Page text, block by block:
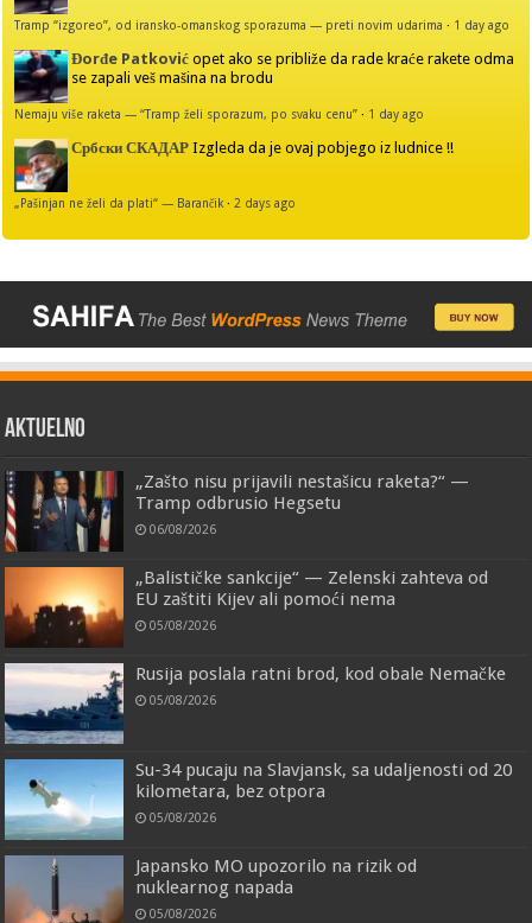
Tramp “izgoreo”, od iransko-omanskog sporazuma — preti novim udarima · 1 day ago
Đorđe Patković opet ako se približe da rade kraće rakete odma
se zapali veš mašina na brodu
Nemaju više raketa — “Tramp želi sporazum, po svaku cenu” · 1 day ago
Србски СКАДАР Izgleda da je ovaj pobjego iz ludnice !!
„Pašinjan ne želi da plati“ — Barančik · 2 days ago
AKTUELNO
„Zašto nisu prijavili nestašicu raketa?“ —
Tramp odbrusio Hegsetu
06/08/2026
„Balističke sankcije“ — Zelenski zahteva od
EU zaštiti Kijev ali pomoći nema
05/08/2026
Rusija poslala ratni brod, kod obale Nemačke
05/08/2026
Su-34 pucaju na Slavjansk, sa udaljenosti od 20
kilometara, bez otpora
05/08/2026
Japansko MO upozorilo na rizik od
nuklearnog napada
05/08/2026